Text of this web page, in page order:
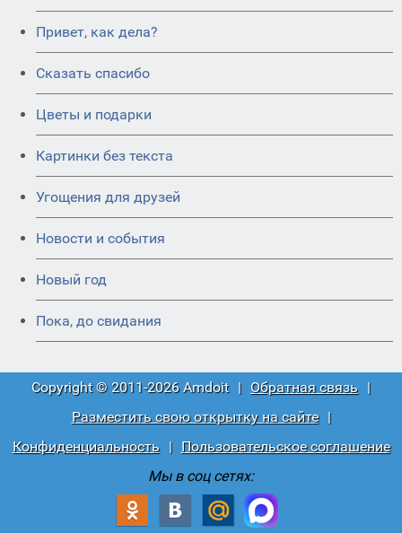
Привет, как дела?
Сказать спасибо
Цветы и подарки
Картинки без текста
Угощения для друзей
Новости и события
Новый год
Пока, до свидания
Copyright © 2011-2026 Amdoit | Обратная связь |
Разместить свою открытку на сайте
|
Конфиденциальность
|
Пользовательское соглашение
Мы в соц сетях: